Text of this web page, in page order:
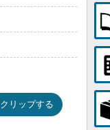
クリップする